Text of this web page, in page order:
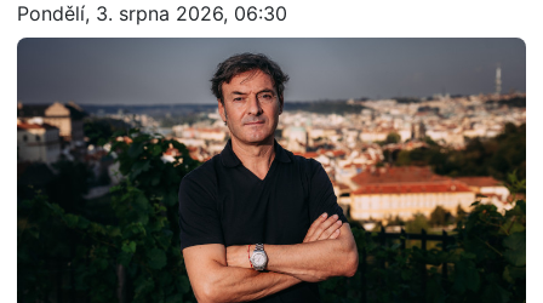
Pondělí, 3. srpna 2026, 06:30